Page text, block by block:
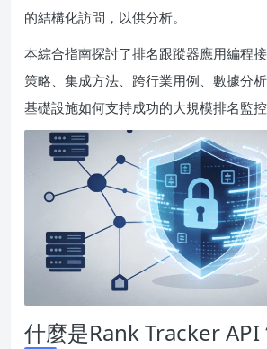
的結構化訪問，以供分析。
本綜合指南探討了排名跟蹤器應用編程
策略、集成方法、跨行業用例、數據分
基礎設施如何支持成功的大規模排名監控
什麼是Rank Tracker API